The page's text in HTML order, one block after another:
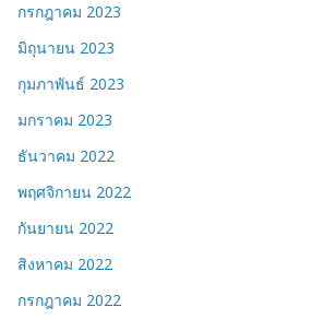
กรกฎาคม 2023
มิถุนายน 2023
กุมภาพันธ์ 2023
มกราคม 2023
ธันวาคม 2022
พฤศจิกายน 2022
กันยายน 2022
สิงหาคม 2022
กรกฎาคม 2022